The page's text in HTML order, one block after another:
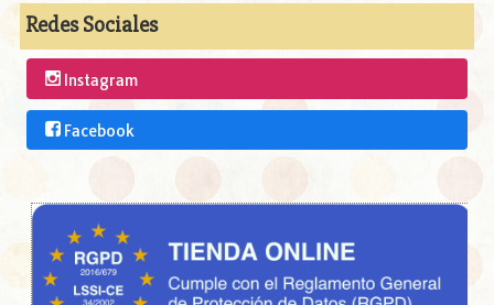
Redes Sociales
Instagram
Facebook